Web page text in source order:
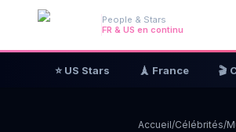
People & Stars
FR & US en continu
⭐ US Stars 🗼 France 🎬
Accueil/Célébrités/